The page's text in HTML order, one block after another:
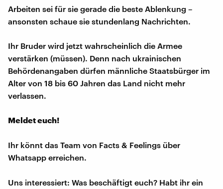
Arbeiten sei für sie gerade die beste Ablenkung –
ansonsten schaue sie stundenlang Nachrichten.
Ihr Bruder wird jetzt wahrscheinlich die Armee
verstärken (müssen). Denn nach ukrainischen
Behördenangaben dürfen männliche Staatsbürger im
Alter von 18 bis 60 Jahren das Land nicht mehr
verlassen.
Meldet euch!
Ihr könnt das Team von Facts & Feelings über
Whatsapp erreichen.
Uns interessiert: Was beschäftigt euch? Habt ihr ein